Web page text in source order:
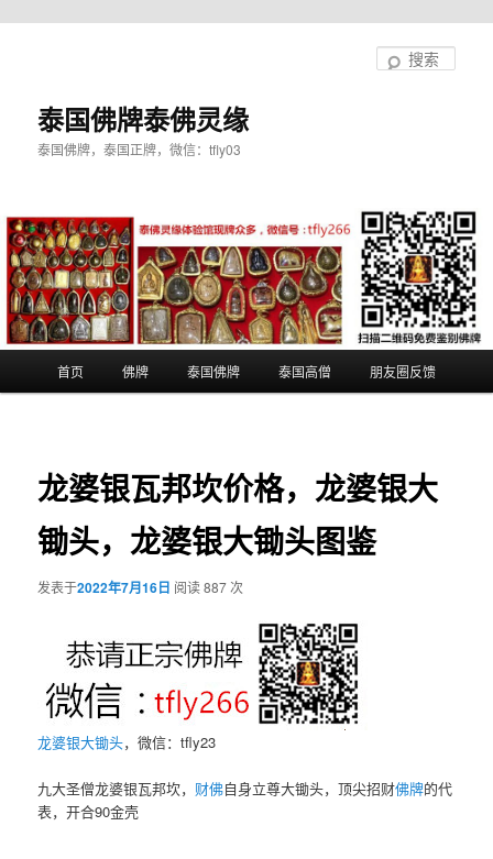
泰国佛牌泰佛灵缘
泰国佛牌，泰国正牌，微信：tfly03
首页 佛牌 泰国佛牌 泰国高僧 朋友圈反馈
龙婆银瓦邦坎价格，龙婆银大
锄头，龙婆银大锄头图鉴
发表于2022年7月16日 阅读 887 次
龙婆银大锄头，微信：tfly23
九大圣僧龙婆银瓦邦坎， 财佛自身立尊大锄头，顶尖招财佛牌的代
表，开合90金壳